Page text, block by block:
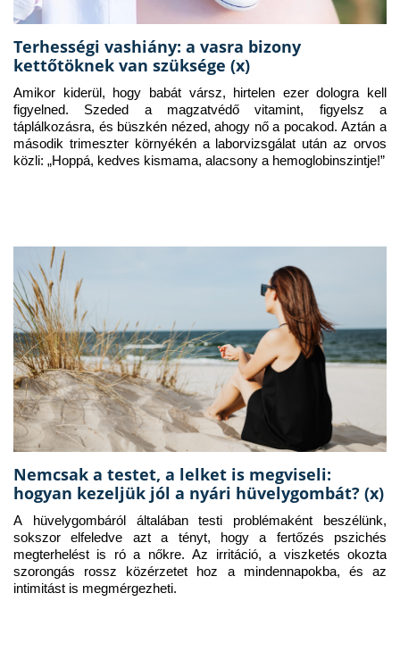
Terhességi vashiány: a vasra bizony
kettőtöknek van szüksége (x)
Amikor kiderül, hogy babát vársz, hirtelen ezer dologra kell
figyelned. Szeded a magzatvédő vitamint, figyelsz a
táplálkozásra, és büszkén nézed, ahogy nő a pocakod. Aztán a
második trimeszter környékén a laborvizsgálat után az orvos
közli: „Hoppá, kedves kismama, alacsony a hemoglobinszintje!”
Nemcsak a testet, a lelket is megviseli:
hogyan kezeljük jól a nyári hüvelygombát? (x)
A hüvelygombáról általában testi problémaként beszélünk,
sokszor elfeledve azt a tényt, hogy a fertőzés pszichés
megterhelést is ró a nőkre. Az irritáció, a viszketés okozta
szorongás rossz közérzetet hoz a mindennapokba, és az
intimitást is megmérgezheti.